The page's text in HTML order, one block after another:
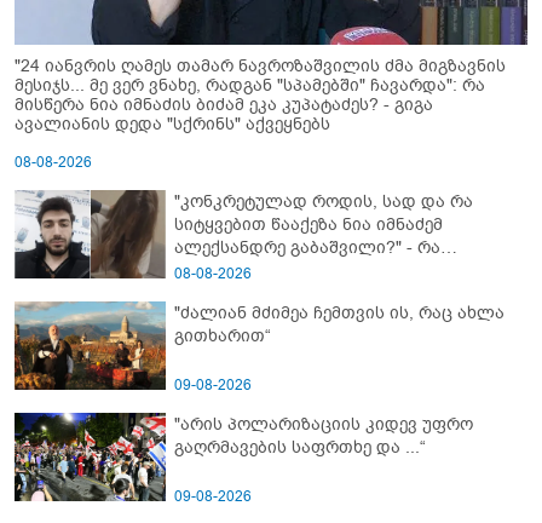
"24 იანვრის ღამეს თამარ ნავროზაშვილის ძმა მიგზავნის
მესიჯს... მე ვერ ვნახე, რადგან "სპამებში" ჩავარდა": რა
მისწერა ნია იმნაძის ბიძამ ეკა კუპატაძეს? - გიგა
ავალიანის დედა "სქრინს" აქვეყნებს
08-08-2026
"კონკრეტულად როდის, სად და რა
სიტყვებით წააქეზა ნია იმნაძემ
ალექსანდრე გაბაშვილი?" - რა
მიმართვას ავრცელებს ნია იმნაძის
08-08-2026
"ძალიან მძიმეა ჩემთვის ის, რაც ახლა
გითხარით“
09-08-2026
"არის პოლარიზაციის კიდევ უფრო
გაღრმავების საფრთხე და ...“
09-08-2026